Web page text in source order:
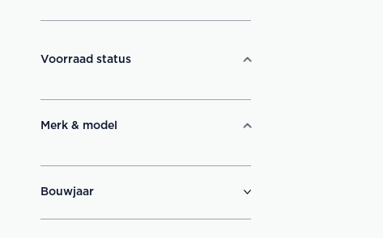
Voorraad status
Merk & model
Bouwjaar